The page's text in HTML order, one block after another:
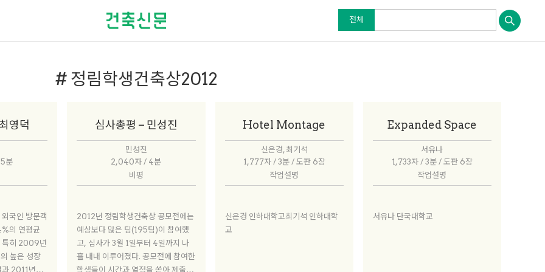
전체
# 정림학생건축상2012
영덕
분
의 연평균
특히 2009년
높은 성장
과 2011년에
심사총평 – 민성진
민성진
2,040자 / 4분
비평
2012년 정림학생건축상 공모전에는
예상보다 많은 팀(195팀)이 참여했
고, 심사가 3월 1일부터 4일까지 나
흘 내내 이루어졌다. 공모전에 참여한
학생들이 시간과 열정을 쏟아 제출한
Hotel Montage
신은경, 최기석
1,777자 / 3분 / 도판 6장
작업설명
신은경 인하대학교최기석 인하대학
교
Expanded Space
서유나
1,733자 / 3분 / 도판 6장
작업설명
서유나 단국대학교